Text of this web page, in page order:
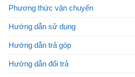
Phương thức vận chuyển
Hướng dẫn sử dụng
Hướng dẫn trả góp
Hướng dẫn đổi trả